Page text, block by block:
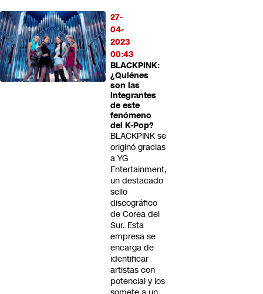
27-
04-
2023
00:43
BLACKPINK:
¿Quiénes
son las
integrantes
de este
fenómeno
del K-Pop?
BLACKPINK se
originó gracias
a YG
Entertainment,
un destacado
sello
discográfico
de Corea del
Sur. Esta
empresa se
encarga de
identificar
artistas con
potencial y los